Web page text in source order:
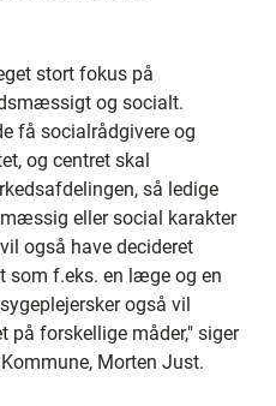
stort fokus på
og socialt.
få socialrådgivere og
og centret skal
så ledige
eller social karakter
også have decideret
som f.eks. en læge og en
også vil
på forskellige måder," siger
Morten Just.